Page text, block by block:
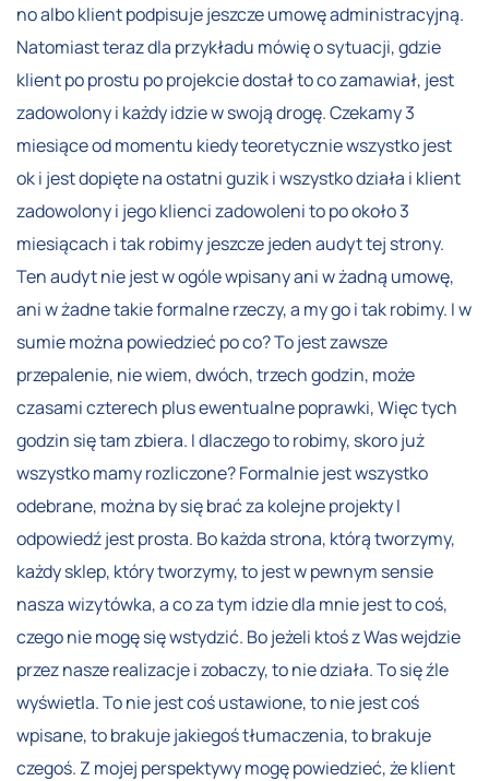
no albo klient podpisuje jeszcze umowę administracyjną.
Natomiast teraz dla przykładu mówię o sytuacji, gdzie
klient po prostu po projekcie dostał to co zamawiał, jest
zadowolony i każdy idzie w swoją drogę. Czekamy 3
miesiące od momentu kiedy teoretycznie wszystko jest
ok i jest dopięte na ostatni guzik i wszystko działa i klient
zadowolony i jego klienci zadowoleni to po około 3
miesiącach i tak robimy jeszcze jeden audyt tej strony.
Ten audyt nie jest w ogóle wpisany ani w żadną umowę,
ani w żadne takie formalne rzeczy, a my go i tak robimy. I w
sumie można powiedzieć po co? To jest zawsze
przepalenie, nie wiem, dwóch, trzech godzin, może
czasami czterech plus ewentualne poprawki, Więc tych
godzin się tam zbiera. I dlaczego to robimy, skoro już
wszystko mamy rozliczone? Formalnie jest wszystko
odebrane, można by się brać za kolejne projekty I
odpowiedź jest prosta. Bo każda strona, którą tworzymy,
każdy sklep, który tworzymy, to jest w pewnym sensie
nasza wizytówka, a co za tym idzie dla mnie jest to coś,
czego nie mogę się wstydzić. Bo jeżeli ktoś z Was wejdzie
przez nasze realizacje i zobaczy, to nie działa. To się źle
wyświetla. To nie jest coś ustawione, to nie jest coś
wpisane, to brakuje jakiegoś tłumaczenia, to brakuje
czegoś. Z mojej perspektywy mogę powiedzieć, że klient